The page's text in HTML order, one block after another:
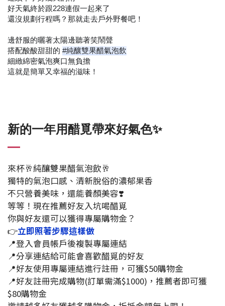
好天氣終於跟228連假一起來了
還沒規劃行程嗎？那就走去戶外野餐吧！
邊舒服的曬著太陽邊聽著笑鬧聲
搭配酸酸甜甜的 #純釀雙果醋氣泡飲
細緻綿密氣泡爽口無負擔
這就是簡單又幸福的滋味！
新的一年用醋覓帶來好氣色✨
來杯🥂純釀雙果醋氣泡飲🥂
獨特的氣泡口感、清新脫俗的濃郁果香
不只營養美味，還能養顏美容❣️
等等！現在推薦好友入坑喝醋覓
你與好友還可以獲得專屬購物金？
👉立即照著步驟這樣做
📍登入會員帳戶後複製專屬連結
📍分享連結給可能會喜歡醋覓的好友
📍好友使用專屬連結進行註冊，可獲$50購物金
📍好友註冊完成購物(訂單需滿$1000)，推薦者即可獲
$80購物金